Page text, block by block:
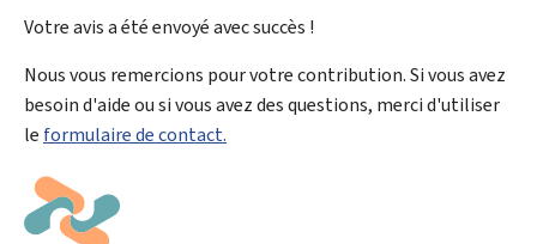
Votre avis a été envoyé avecsuccès !
Nous vous remercions pour votre contribution. Si vous avez
besoin d'aide ou si vous avez des questions, merci d'utiliser
le formulaire de contact.